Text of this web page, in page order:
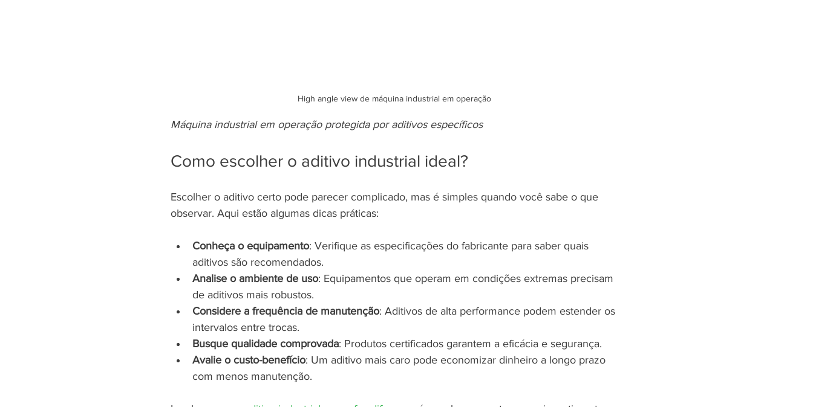
High angle view de máquina industrial em operação
Máquina industrial em operação protegida por aditivos específicos
Como escolher o aditivo industrial ideal?
Escolher o aditivo certo pode parecer complicado, mas é simples quando você sabe o que
observar. Aqui estão algumas dicas práticas:
Conheça o equipamento: Verifique as especificações do fabricante para saber quais
aditivos são recomendados.
Analise o ambiente de uso: Equipamentos que operam em condições extremas precisam
de aditivos mais robustos.
Considere a frequência de manutenção: Aditivos de alta performance podem estender os
intervalos entre trocas.
Busque qualidade comprovada: Produtos certificados garantem a eficácia e segurança.
Avalie o custo-benefício: Um aditivo mais caro pode economizar dinheiro a longo prazo
com menos manutenção.